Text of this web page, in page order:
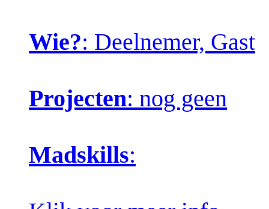
Wie?: Deelnemer, Gast
Projecten: nog geen
Madskills: